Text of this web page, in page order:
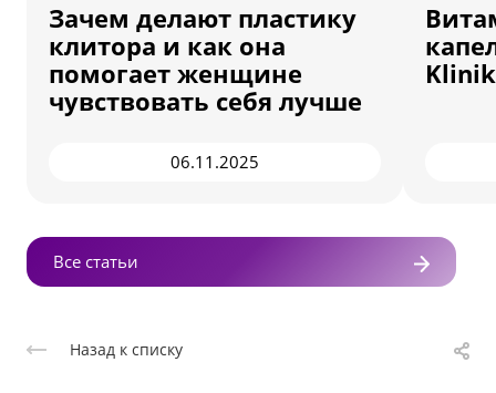
Зачем делают пластику
клитора и как она
помогает женщине
чувствовать себя лучше
06.11.2025
Klinik
Все статьи
Назад к списку